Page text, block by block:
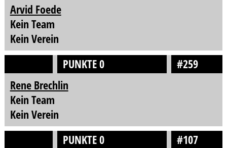
Arvid Foede
Kein Team
Kein Verein
PUNKTE 0
#259
Rene Brechlin
Kein Team
Kein Verein
PUNKTE 0
#107